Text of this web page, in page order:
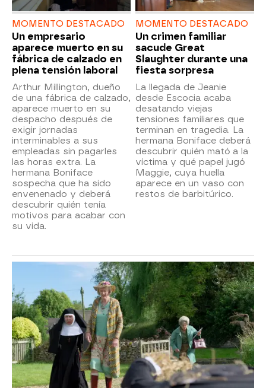
MOMENTO DESTACADO
Un empresario
aparece muerto en su
fábrica de calzado en
plena tensión laboral
Arthur Millington, dueño
de una fábrica de calzado,
aparece muerto en su
despacho después de
exigir jornadas
interminables a sus
empleadas sin pagarles
las horas extra. La
hermana Boniface
sospecha que ha sido
envenenado y deberá
descubrir quién tenía
motivos para acabar con
su vida.
MOMENTO DESTACADO
Un crimen familiar
sacude Great
Slaughter durante una
fiesta sorpresa
La llegada de Jeanie
desde Escocia acaba
desatando viejas
tensiones familiares que
terminan en tragedia. La
hermana Boniface deberá
descubrir quién mató a la
víctima y qué papel jugó
Maggie, cuya huella
aparece en un vaso con
restos de barbitúrico.